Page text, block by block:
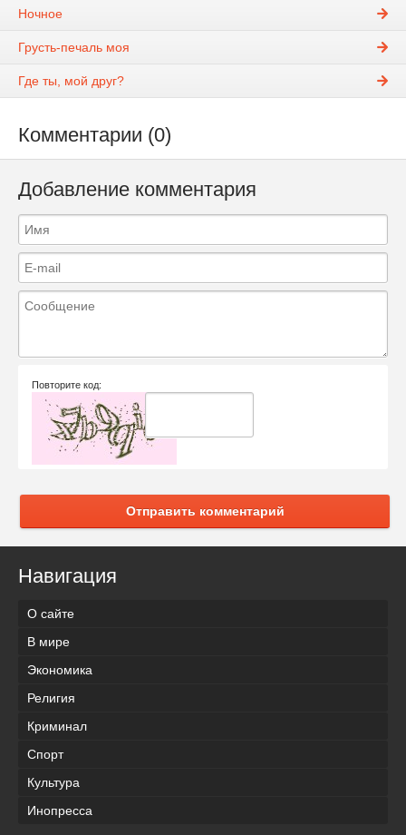
Ночное
Грусть-печаль моя
Где ты, мой друг?
Комментарии (0)
Добавление комментария
Повторите код:
Отправить комментарий
Навигация
О сайте
В мире
Экономика
Религия
Криминал
Спорт
Культура
Инопресса